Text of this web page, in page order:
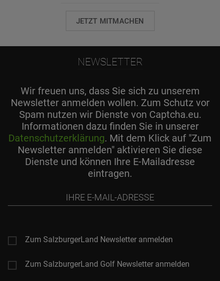
JETZT MITMACHEN
NEWSLETTER
Wir freuen uns, dass Sie sich zu unserem
Newsletter anmelden wollen. Zum Schutz vor
Spam nutzen wir Dienste von Captcha.eu.
Informationen dazu finden Sie in unserer
Datenschutzerklärung. Mit dem Klick auf "Zum
Newsletter anmelden" aktivieren Sie diese
Dienste und können Ihre E-Mailadresse
eintragen.
Mail-
Zum SalzburgerLand Newsletter anmelden
Zum SalzburgerLand Golf Newsletter anmelden